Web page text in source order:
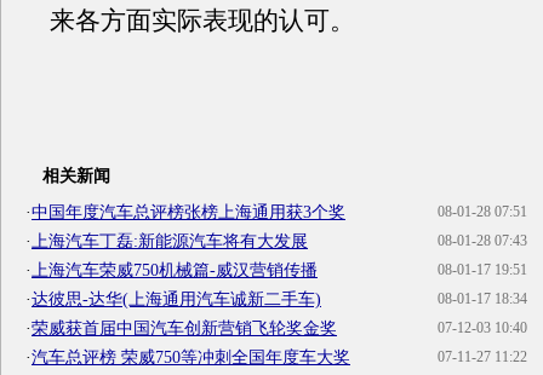
来各方面实际表现的认可。
相关新闻
08-01-28 07:51
·中国年度汽车总评榜张榜上海通用获3个奖
08-01-28 07:43
· 上海汽车丁磊:新能源汽车将有大发展
08-01-17 19:51
· 上海汽车荣威750机械篇-威汉营销传播
08-01-17 18:34
·达彼思-达华(上海通用汽车诚新二手车)
07-12-03 10:40
·荣威获首届中国汽车创新营销飞轮奖金奖
07-11-27 11:22
·汽车总评榜 荣威750等冲刺全国年度车大奖